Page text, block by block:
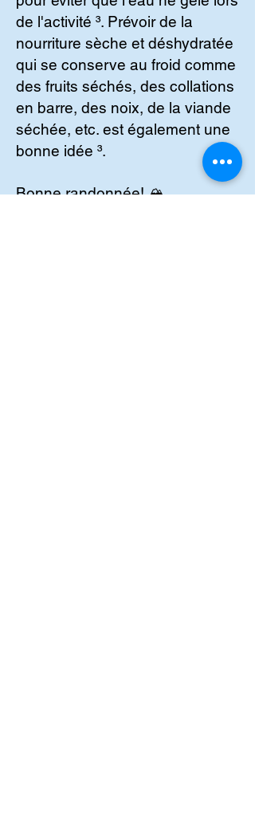
de l'activité ³. Prévoir de la
nourriture sèche et déshydratée
qui se conserve au froid comme
des fruits séchés, des collations
en barre, des noix, de la viande
séchée, etc. est également une
bonne idée ³.
Bonne randonnée! 🏔️